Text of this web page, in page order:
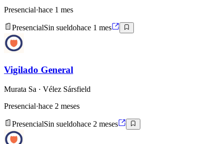
Presencial·hace 1 mes
PresencialSin sueldohace 1 mes
Vigilado General
Murata Sa · Vélez Sársfield
Presencial·hace 2 meses
PresencialSin sueldohace 2 meses